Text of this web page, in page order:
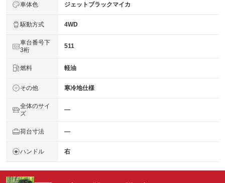
車体色 ジェットブラックマイカ
駆動方式 4WD
車台番号下
3桁
511
燃料 軽油
その他 寒冷地仕様
全体のサイ
ズ
―
荷台寸法 ―
ハンドル 右